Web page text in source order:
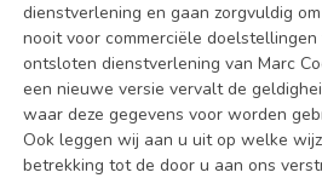
dienstverlening en gaan zorgvuldig
nooit voor commerciële
ontsloten dienstverlening van Marc
een nieuwe versie vervalt de
waar deze gegevens voor worden
Ook leggen wij aan u uit op welke
betrekking tot de door u aan ons